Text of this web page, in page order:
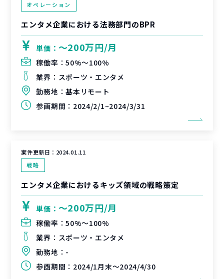
オペレーション
エンタメ企業における法務部門のBPR
単価： 〜200万円/月
稼働率：50%〜100%
業界： スポーツ・エンタメ
勤務地：基本リモート
参画期間： 2024/2/1~2024/3/31
案件更新日： 2024.01.11
戦略
エンタメ企業におけるキッズ領域の戦略策定
単価： 〜200万円/月
稼働率：50%〜100%
業界： スポーツ・エンタメ
勤務地： -
参画期間： 2024/1月末～2024/4/30